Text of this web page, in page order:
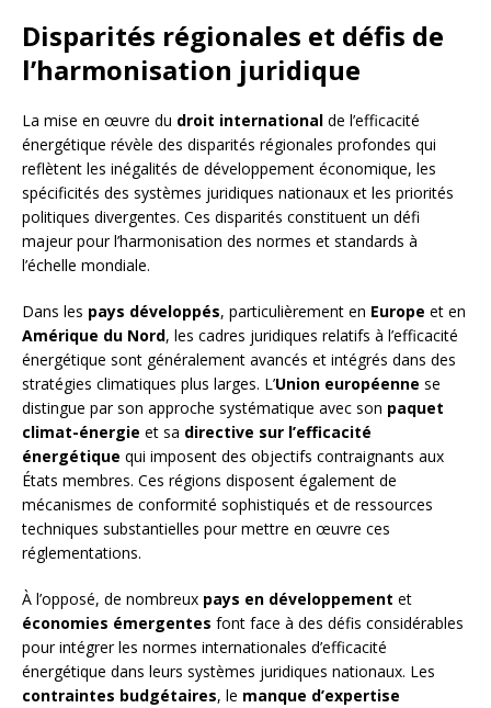
Disparités régionales et défis de
l’harmonisation juridique
La mise en œuvre du droit international de l’efficacité
énergétique révèle des disparités régionales profondes qui
reflètent les inégalités de développement économique, les
spécificités des systèmes juridiques nationaux et les priorités
politiques divergentes. Ces disparités constituent un défi
majeur pour l’harmonisation des normes et standards à
l’échelle mondiale.
Dans les pays développés, particulièrement en Europe et en
Amérique du Nord, les cadres juridiques relatifs à l’efficacité
énergétique sont généralement avancés et intégrés dans des
stratégies climatiques plus larges. L’Union européenne se
distingue par son approche systématique avec son paquet
climat-énergie et sa directive sur l’efficacité
énergétique qui imposent des objectifs contraignants aux
États membres. Ces régions disposent également de
mécanismes de conformité sophistiqués et de ressources
techniques substantielles pour mettre en œuvre ces
réglementations.
À l’opposé, de nombreux pays en développement et
économies émergentes font face à des défis considérables
pour intégrer les normes internationales d’efficacité
énergétique dans leurs systèmes juridiques nationaux. Les
contraintes budgétaires, le manque d’expertise